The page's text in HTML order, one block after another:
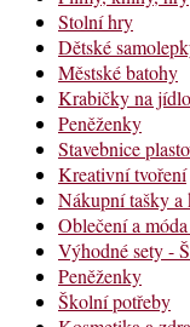
Stolní hry
Dětské
Městské batohy
Krabičky na jídlo
Peněženky
Stavebnice
Kreativní tvoření
Nákupní tašky a
Oblečení a
Výhodné sety -
Peněženky
Školní potřeby